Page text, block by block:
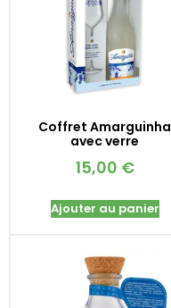
Coffret Amarguinha
avec verre
15,00 €
Ajouter au panier